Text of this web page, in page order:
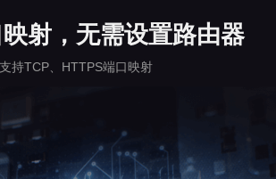
射，无需设置路由器
支持TCP、HTTPS端口映射